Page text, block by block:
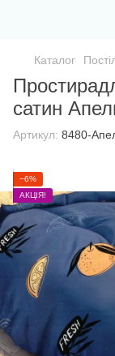
Каталог
сатин
Артикул: 8480-
−6%
АКЦІЯ!